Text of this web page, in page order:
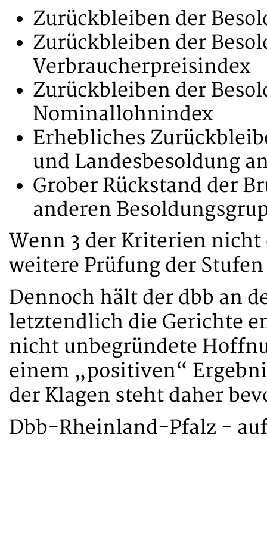
Zurückbleiben der
Zurückbleiben der
Verbraucherpreisindex
Zurückbleiben der
Nominallohnindex
Erhebliches
und Landesbesoldung
Grober Rückstand der
anderen
Wenn 3 der Kriterien
weitere Prüfung der Stufen
Dennoch hält der dbb an
letztendlich die Gerichte
nicht unbegründete
einem „positiven“
der Klagen steht daher
Dbb-Rheinland-Pfalz -